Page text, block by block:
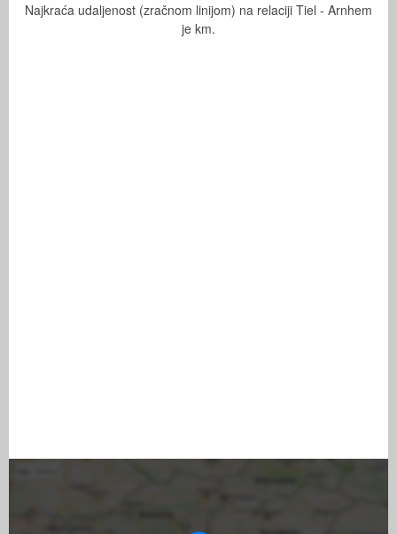
Najkraća udaljenost (zračnom linijom) na relaciji Tiel - Arnhem
je km.